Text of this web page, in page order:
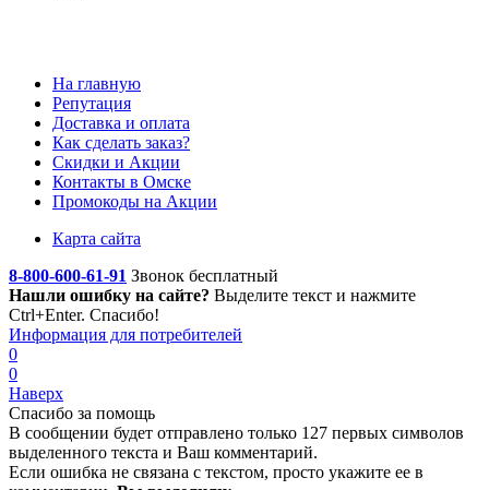
На главную
Репутация
Доставка и оплата
Как сделать заказ?
Скидки и Акции
Контакты в Омске
Промокоды на Акции
Карта сайта
8-800-600-61-91 Звонок бесплатный
Нашли ошибку на сайте? Выделите текст и нажмите
Ctrl+Enter. Спасибо!
Информация для потребителей
0
0
Наверх
Спасибо за помощь
В сообщении будет отправлено только 127 первых символов
выделенного текста и Ваш комментарий.
Если ошибка не связана с текстом, просто укажите ее в